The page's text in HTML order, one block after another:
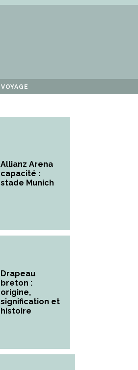
VOYAGE
Allianz Arena
capacité :
stade Munich
Drapeau
breton :
origine,
signification et
histoire